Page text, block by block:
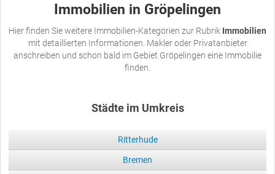
Immobilien in Gröpelingen
Hier finden Sie weitere Immobilien-Kategorien zur Rubrik Immobilien
mit detaillierten Informationen. Makler oder Privatanbieter
anschreiben und schon bald im Gebiet Gröpelingen eine Immobilie
finden.
Städte im Umkreis
Ritterhude
Bremen